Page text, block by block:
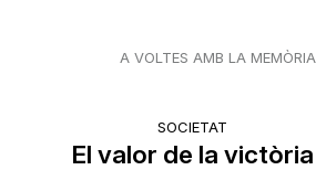
A VOLTES AMB LA MEMÒRIA
SOCIETAT
El valor de la victòria